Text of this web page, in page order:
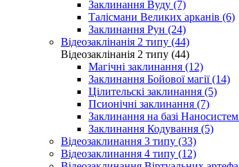
Заклинання Вуду (7)
Талісмани Великих арканів (6)
Заклинання Рун (24)
Відеозаклінанія 2 типу (44)
Відеозаклінанія 2 типу (44)
Магічні заклинання (12)
Заклинання Бойової магії (14)
Цілительскі заклинання (5)
Псионічні заклинання (7)
Заклинання на базі
Заклинання Кодування (5)
Відеозаклинання 3 типу (33)
Відеозаклинання 4 типу (12)